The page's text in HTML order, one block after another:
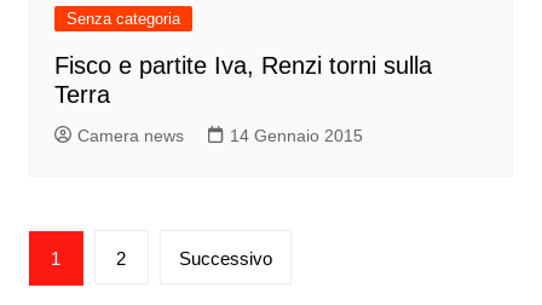
Senza categoria
Fisco e partite Iva, Renzi torni sulla
Terra
Camera news 14 Gennaio 2015
Paginazione
degli
1 2 Successivo